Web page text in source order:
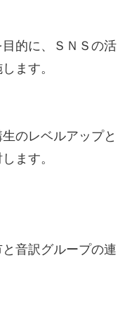
的に、ＳＮＳの活
ます。
のレベルアップと
ます。
音訳グループの連